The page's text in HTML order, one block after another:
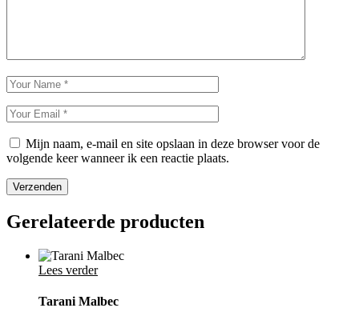
Mijn naam, e-mail en site opslaan in deze browser voor de
volgende keer wanneer ik een reactie plaats.
Verzenden
Gerelateerde producten
Lees verder
Tarani Malbec